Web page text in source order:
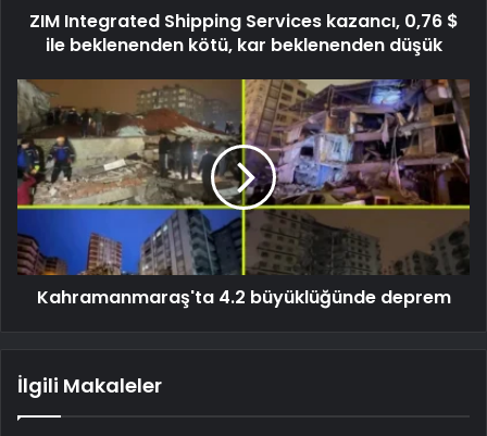
ZIM Integrated Shipping Services kazancı, 0,76 $
ile beklenenden kötü, kar beklenenden düşük
Kahramanmaraş'ta 4.2 büyüklüğünde deprem
İlgili Makaleler